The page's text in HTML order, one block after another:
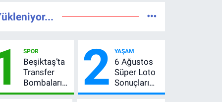
SPOR
Beşiktaş’ta
Transfer
Bombaları
Peş Peşe!
2 YAŞAM
6 Ağustos
Süper Loto
Sonuçları
Açıklandı!